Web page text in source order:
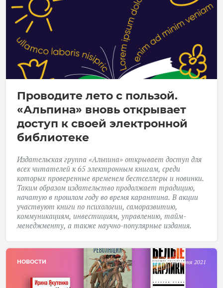
Проводите лето с пользой.
«Альпина» вновь открывает
доступ к своей электронной
библиотеке
Издательская группа «Альпина» открывает доступ для
всех читателей к 65 электронным книгам, среди
которых проверенные временем бестселлеры и новинки.
Таким образом издательство продолжает традицию,
начатую в прошлом году во время карантина. В акции
участвуют книги по психологии, саморазвитию,
коммуникациям, инвестициям, управлению, тайм-
менеджменту, а также научно-популярные издания.
НОВОСТИ 23 Июня 2021